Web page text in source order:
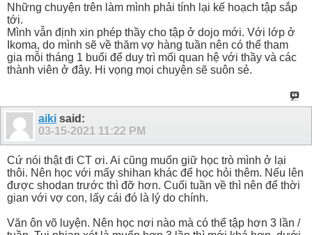
Những chuyện trên làm mình phải tính lại kế hoạch tập sắp
tới.
Mình vẫn định xin phép thầy cho tập ở dojo mới. Với lớp ở
Ikoma, do mình sẽ về thăm vợ hàng tuần nên có thể tham
gia mỗi tháng 1 buổi để duy trì mối quan hệ với thầy và các
thành viên ở đây. Hi vọng mọi chuyện sẽ suôn sẻ.
aiki said:
03-15-2021 11:22 PM
Cứ nói thật đi CT ơi. Ai cũng muốn giữ học trò mình ở lại
thôi. Nên học với mấy shihan khác để học hỏi thêm. Nếu lên
được shodan trước thì đỡ hơn. Cuối tuần về thì nên để thời
gian với vợ con, lấy cái đó là lý do chính.
Văn ôn võ luyện. Nên học nơi nào mà có thể tập hơn 3 lần /